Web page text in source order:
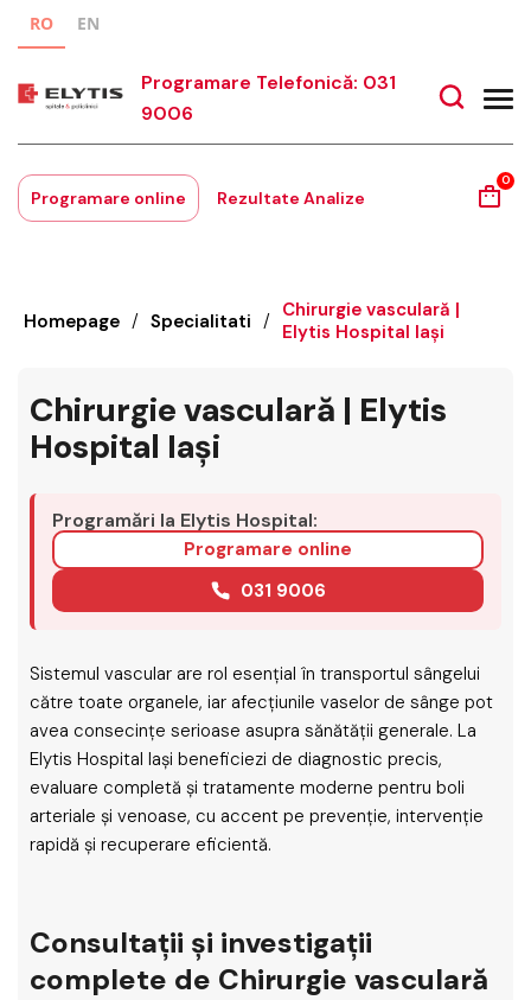
RO EN
Programare Telefonică: 031
9006
Programare online Rezultate Analize
0
Homepage / Specialitati / Chirurgie vasculară |
Elytis Hospital Iași
Chirurgie vasculară | Elytis
Hospital Iași
Programări la Elytis Hospital:
Programare online
031 9006
Sistemul vascular are rol esențial în transportul sângelui
către toate organele, iar afecțiunile vaselor de sânge pot
avea consecințe serioase asupra sănătății generale. La
Elytis Hospital Iași beneficiezi de diagnostic precis,
evaluare completă și tratamente moderne pentru boli
arteriale și venoase, cu accent pe prevenție, intervenție
rapidă și recuperare eficientă.
Consultații și investigații
complete de Chirurgie vasculară